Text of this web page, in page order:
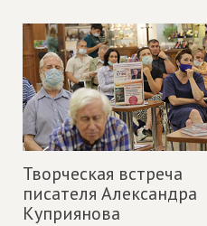
Творческая встреча
писателя Александра
Куприянова